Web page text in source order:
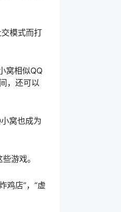
模式而打
窝相似QQ
，还可以
窝也成为
游戏。
鸡店”，“虚